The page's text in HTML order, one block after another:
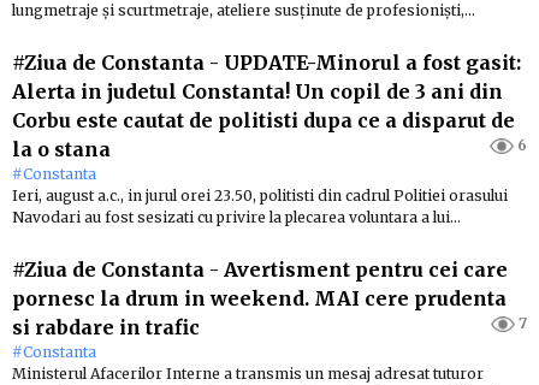
lungmetraje și scurtmetraje, ateliere susținute de profesioniști,…
#Ziua de Constanta - UPDATE-Minorul a fost gasit:
Alerta in judetul Constanta! Un copil de 3 ani din
Corbu este cautat de politisti dupa ce a disparut de
la o stana
6
#Constanta
Ieri, august a.c., in jurul orei 23.50, politisti din cadrul Politiei orasului
Navodari au fost sesizati cu privire la plecarea voluntara a lui…
#Ziua de Constanta - Avertisment pentru cei care
pornesc la drum in weekend. MAI cere prudenta
si rabdare in trafic
7
#Constanta
Ministerul Afacerilor Interne a transmis un mesaj adresat tuturor